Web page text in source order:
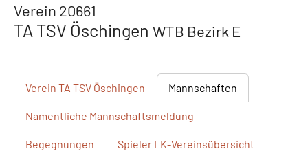
Verein 20661
TA TSV Öschingen WTB Bezirk E
Verein TA TSV Öschingen Mannschaften
Namentliche Mannschaftsmeldung
Begegnungen Spieler LK-Vereinsübersicht